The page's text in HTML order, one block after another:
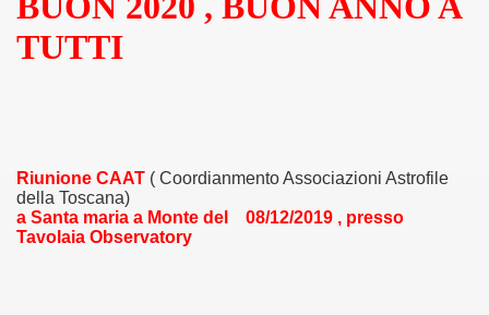
TUTTI
Riunione CAAT ( Coordianmento Associazioni Astrofile
della Toscana)
a Santa maria a Monte del 08/12/2019 , presso
Tavolaia Observatory